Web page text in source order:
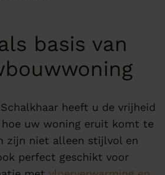
basis van
heeft u de vrijheid
uw woning eruit komt te
zijn niet alleen stijlvol en
perfect geschikt voor